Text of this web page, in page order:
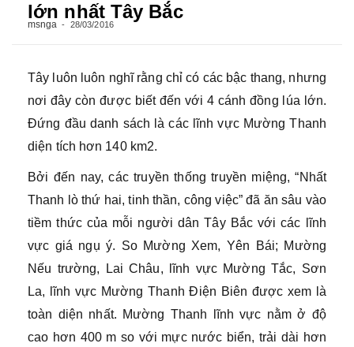
lớn nhất Tây Bắc
msnga 28/03/2016
Tây luôn luôn nghĩ rằng chỉ có các bậc thang, nhưng
nơi đây còn được biết đến với 4 cánh đồng lúa lớn.
Đứng đầu danh sách là các lĩnh vực Mường Thanh
diện tích hơn 140 km2.
Bởi đến nay, các truyền thống truyền miệng, “Nhất
Thanh lò thứ hai, tinh thần, công việc” đã ăn sâu vào
tiềm thức của mỗi người dân Tây Bắc với các lĩnh
vực giá ngụ ý. So Mường Xem, Yên Bái; Mường
Nếu trường, Lai Châu, lĩnh vực Mường Tắc, Sơn
La, lĩnh vực Mường Thanh Điện Biên được xem là
toàn diện nhất. Mường Thanh lĩnh vực nằm ở độ
cao hơn 400 m so với mực nước biển, trải dài hơn